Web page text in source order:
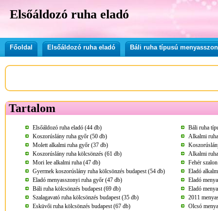
Elsőáldozó ruha eladó
Főoldal Elsőáldozó ruha eladó Báli ruha típusú
Tartalom
Elsőáldozó ruha eladó (44 db)
Báli ruha
Koszorúslány ruha győr (50 db)
Alkalmi
Molett alkalmi ruha győr (37 db)
Koszorúslány ruha kölcsönzés (61 db)
Alkalmi
Mori lee alkalmi ruha (47 db)
Fehér
Gyermek koszorúslány ruha kölcsönzés budapest (54 db)
Eladó
Eladó menyasszonyi ruha győr (47 db)
Eladó
Báli ruha kölcsönzés budapest (69 db)
Eladó
Szalagavató ruha kölcsönzés budapest (35 db)
2011
Esküvői ruha kölcsönzés budapest (67 db)
Olcsó